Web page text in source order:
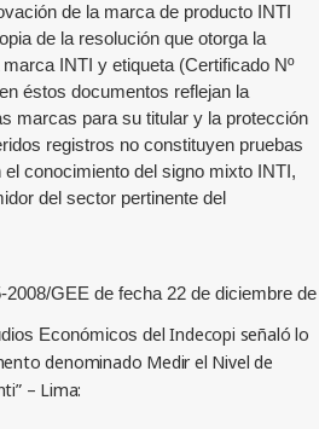
de la marca de producto INTI
de la resolución que otorga la
INTI y etiqueta (Certificado Nº
éstos documentos reflejan la
marcas para su titular y la protección
registros no constituyen pruebas
conocimiento del signo mixto INTI,
del sector pertinente del
2008/GEE de fecha 22 de diciembre de
Económicos del Indecopi señaló lo
denominado Medir el Nivel de
– Lima: